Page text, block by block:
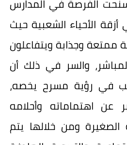
الأحياء الشعبية حيث
وجذابة ويتفاعلون
والسر في ذلك أن
في رؤية مسرح يخصه،
اهتماماته وأحلامه
ومن خلالها يتم